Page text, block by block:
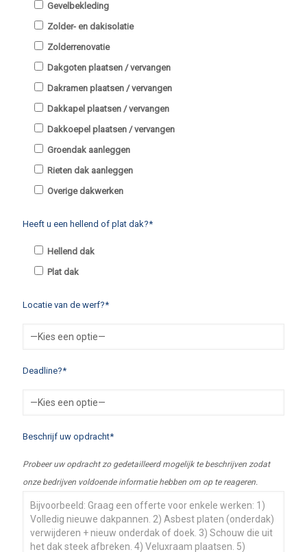
Gevelbekleding
Zolder- en dakisolatie
Zolderrenovatie
Dakgoten plaatsen / vervangen
Dakramen plaatsen / vervangen
Dakkapel plaatsen / vervangen
Dakkoepel plaatsen / vervangen
Groendak aanleggen
Rieten dak aanleggen
Overige dakwerken
Heeft u een hellend of plat dak?*
Hellend dak
Plat dak
Locatie van de werf?*
Deadline?*
Beschrijf uw opdracht*
Probeer uw opdracht zo gedetailleerd mogelijk te beschrijven zodat
onze bedrijven voldoende informatie hebben om op te reageren.